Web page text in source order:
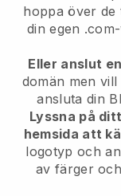
hoppa över de
din egen
Eller anslut
domän men vill
ansluta din
Lyssna på
hemsida att
logotyp och
av färger